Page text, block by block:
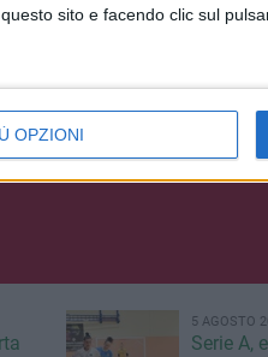
sito e facendo clic sul
OPZIONI
5 AGOSTO
Serie A,